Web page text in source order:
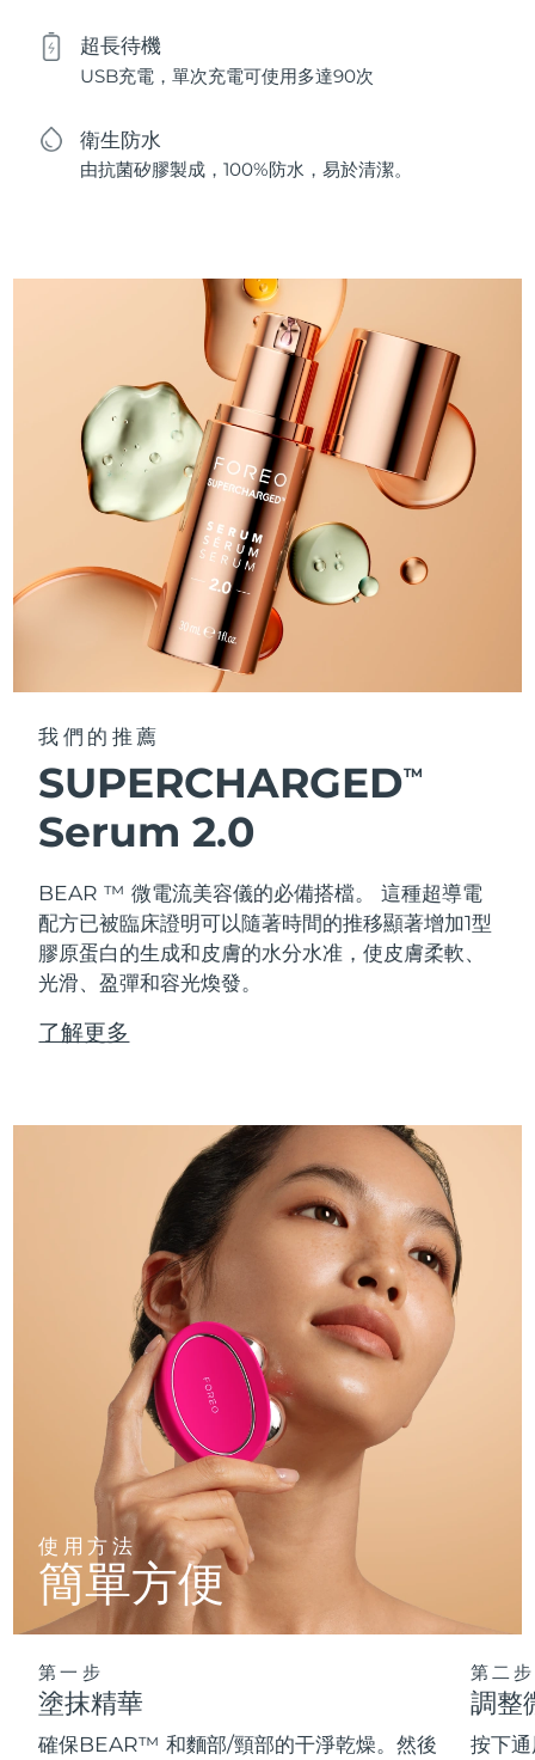
超長待機
USB充電，單次充電可使用多達90次
衛生防水
由抗菌矽膠製成，100%防水，易於清潔。
我們的推薦
SUPERCHARGEDTM
Serum 2.0
BEAR ™ 微電流美容儀的必備搭檔。 這種超導電
配方已被臨床證明可以隨著時間的推移顯著增加1型
膠原蛋白的生成和皮膚的水分水准，使皮膚柔軟、
光滑、盈彈和容光煥發。
了解更多
使用方法
簡單方便
第一步
塗抹精華
確保BEAR™ 和麵部/頸部的干淨乾燥。然後
第二步
調整
按下